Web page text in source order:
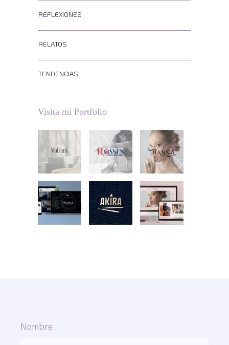
REFLEXIONES
RELATOS
TENDENCIAS
Visita mi Portfolio
Nombre